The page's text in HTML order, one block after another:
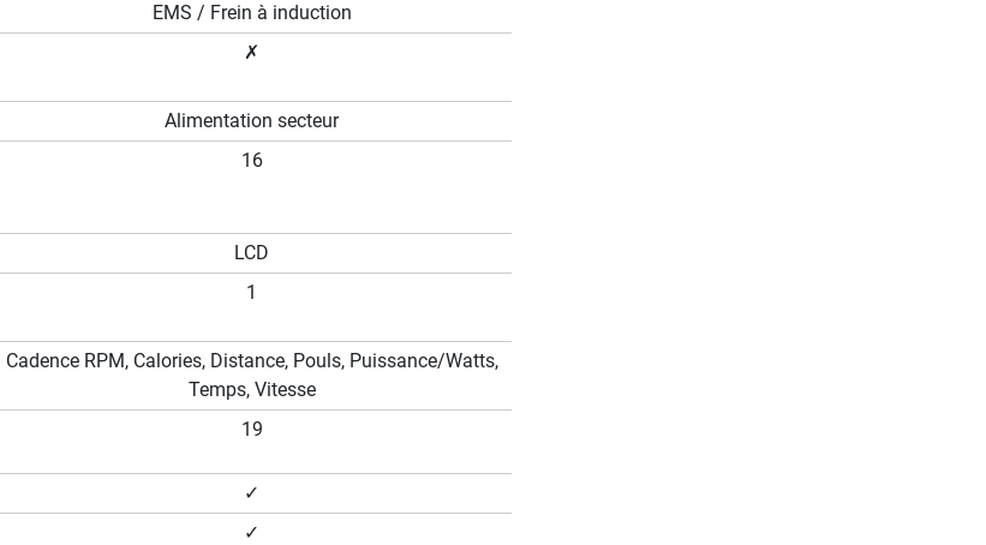
EMS / Frein à induction
✗
Alimentation secteur
16
LCD
1
Cadence RPM, Calories, Distance, Pouls, Puissance/Watts,
Temps, Vitesse
19
✓
✓